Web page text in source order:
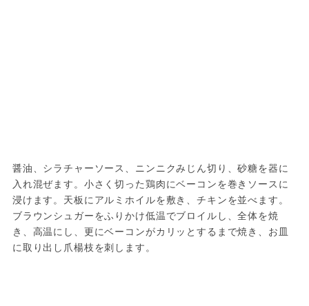
醤油、シラチャーソース、ニンニクみじん切り、砂糖を器に
入れ混ぜます。小さく切った鶏肉にベーコンを巻きソースに
浸けます。天板にアルミホイルを敷き、チキンを並べます。
ブラウンシュガーをふりかけ低温でブロイルし、全体を焼
き、高温にし、更にベーコンがカリッとするまで焼き、お皿
に取り出し爪楊枝を刺します。